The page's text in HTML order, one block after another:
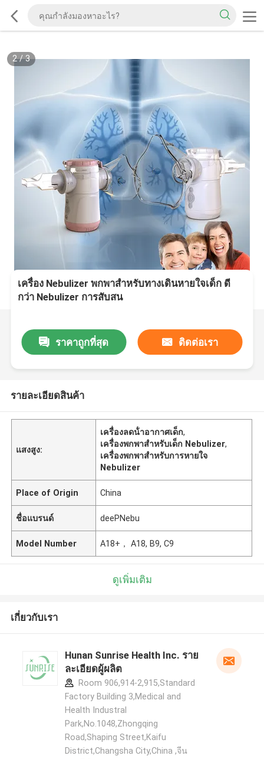
2/3
เครื่อง Nebulizer พกพาสําหรับทางเดินหายใจเด็ก ดี
กว่า Nebulizer การสับสน
ราคาถูกที่สุด ติดต่อเรา
รายละเอียดสินค้า
แสงสูง:
เครื่องลดน้ําอากาศเด็ก,
เครื่องพกพาสําหรับเด็ก Nebulizer,
เครื่องพกพาสําหรับการหายใจ
Nebulizer
Place of Origin China
ชื่อแบรนด์ deePNebu
Model Number A18+， A18, B9, C9
ดูเพิ่มเติม
เกี่ยวกับเรา
Hunan Sunrise Health Inc. ราย
ละเอียดผู้ผลิต
Room 906,914-2,915,Standard
Factory Building 3,Medical and
Health Industral
Park,No.1048,Zhongqing
Road,Shaping Street,Kaifu
District,Changsha City,China ,จีน